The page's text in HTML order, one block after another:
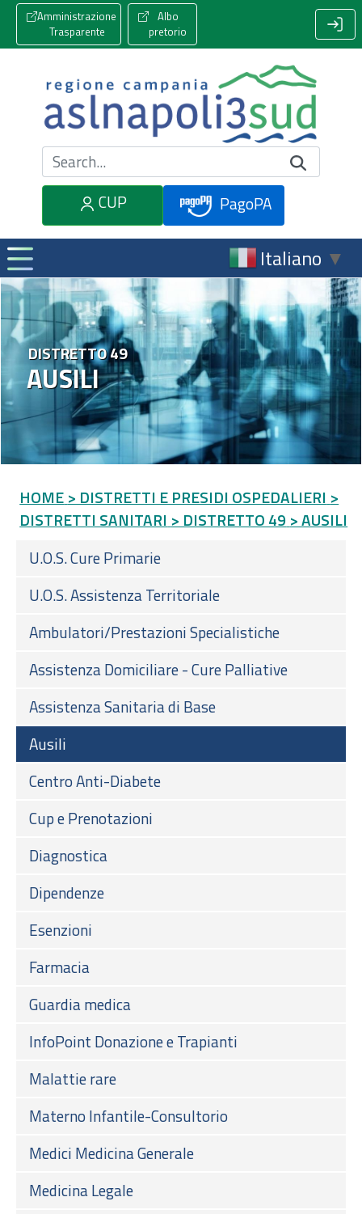
Amministrazione
Trasparente
Albo
pretorio
Cerca nel sito
CUP
PagoPA
Italiano ▼
AUSILI
DISTRETTO 49
HOME > DISTRETTI E PRESIDI OSPEDALIERI >
DISTRETTI SANITARI > DISTRETTO 49 > AUSILI
U.O.S. Cure Primarie
U.O.S. Assistenza Territoriale
Ambulatori/Prestazioni Specialistiche
Assistenza Domiciliare - Cure Palliative
Assistenza Sanitaria di Base
Ausili
Centro Anti-Diabete
Cup e Prenotazioni
Diagnostica
Dipendenze
Esenzioni
Farmacia
Guardia medica
InfoPoint Donazione e Trapianti
Malattie rare
Materno Infantile-Consultorio
Medici Medicina Generale
Medicina Legale